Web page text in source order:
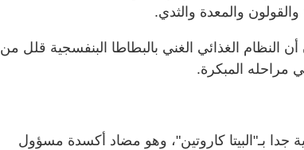
والمعدة والثدي.
الغذائي الغني بالبطاطا البنفسجية قلل من
مراحله المبكرة.
جدا بـ"البيتا كاروتين"، وهو مضاد أكسدة مسؤول